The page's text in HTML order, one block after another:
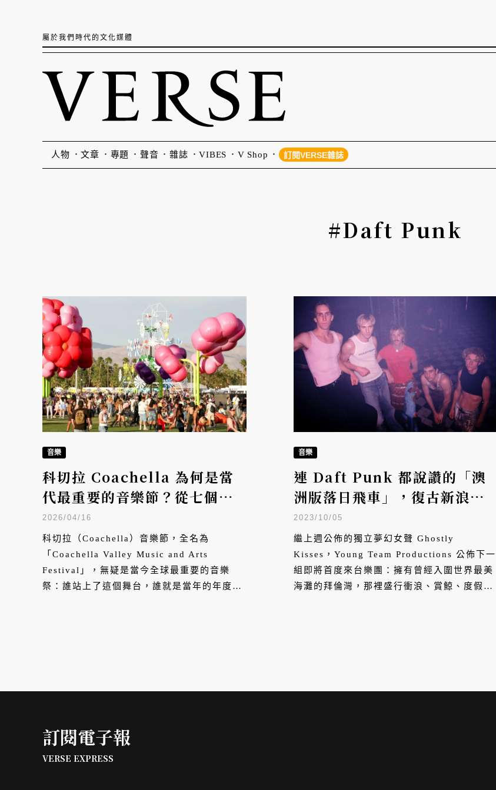
屬於我們時代的文化媒體
人物 文章 專題 聲音 雜誌 VIBES V Shop 訂閱VERSE雜誌
#Daft Punk
音樂
科切拉 Coachella 為何是當
代最重要的音樂節？從七個最
重要的歷史性演出認識它
2026/04/16
科切拉（Coachella）音樂節，全名為
「Coachella Valley Music and Arts
Festival」，無疑是當今全球最重要的音樂
祭：誰站上了這個舞台，誰就是當年的年度指
音樂
連 Daft Punk 都說讚的「澳
洲版落日飛車」，復古新浪潮
Parcels 明年3月首度來台
2023/10/05
繼上週公佈的獨立夢幻女聲 Ghostly
Kisses，Young Team Productions 公佈下一
組即將首度來台樂團：擁有曾經入圍世界最美
海灘的拜倫灣，那裡盛行衝浪、賞鯨、度假，
訂閱電子報
VERSE EXPRESS